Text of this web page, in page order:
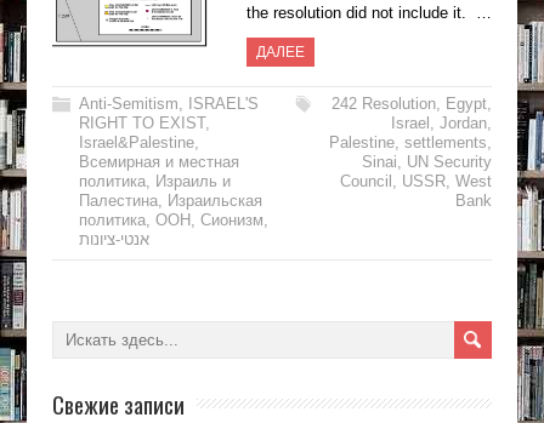
the resolution did not include it. …
ДАЛЕЕ
Anti-Semitism,
ISRAEL'S
RIGHT TO EXIST,
Israel&Palestine,
Всемирная и местная
политика, Израиль и
Палестина, Израильская
политика, ООН , Сионизм,
אנטי-ציונות
242 Resolution, Egypt,
Israel ,Jordan,
Palestine,settlements,
Sinai, UN Security
Council , USSR,West
Bank
Свежие записи